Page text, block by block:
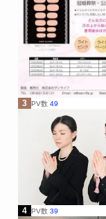
3 PV数 49
4 PV数 39